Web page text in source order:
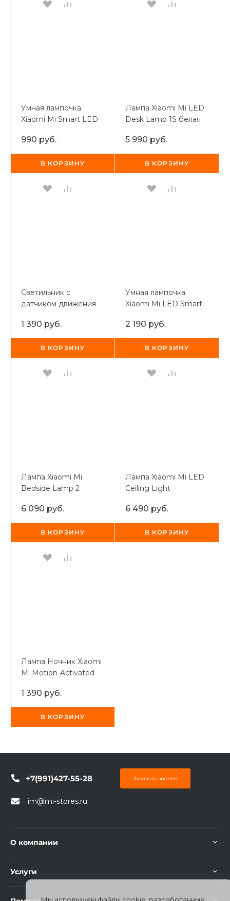
Умная лампочка
Xiaomi Mi Smart LED
and Color)
990 руб.
В КОРЗИНУ
Лампа Xiaomi Mi LED
Desk Lamp 1S белая
5 990 руб.
В КОРЗИНУ
Светильник с
датчиком движения
Activated Night Light
2
1 390 руб.
В КОРЗИНУ
Умная лампочка
Xiaomi Mi LED Smart
цветная) 2-Pack
2 190 руб.
В КОРЗИНУ
Лампа Xiaomi Mi
Bedside Lamp 2
6 090 руб.
В КОРЗИНУ
Лампа Xiaomi Mi LED
Ceiling Light
6 490 руб.
В КОРЗИНУ
Лампа Ночник Xiaomi
Mi Motion-Activated
1 390 руб.
В КОРЗИНУ
+7(991)427-55-28 Заказать звонок
im@mi-stores.ru
О компании
Услуги